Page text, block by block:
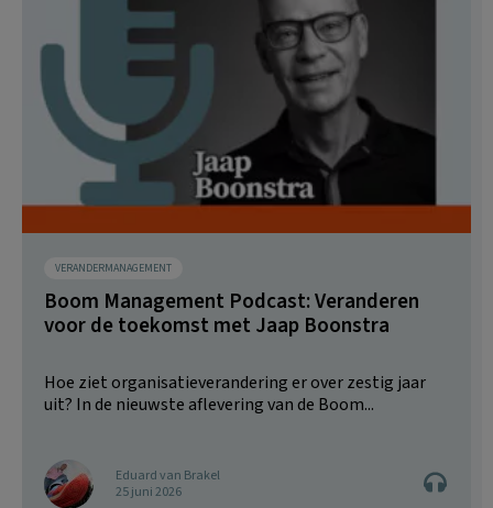
VERANDERMANAGEMENT
Boom Management Podcast: Veranderen
voor de toekomst met Jaap Boonstra
Hoe ziet organisatieverandering er over zestig jaar
uit? In de nieuwste aflevering van de Boom...
Eduard van Brakel
25 juni 2026